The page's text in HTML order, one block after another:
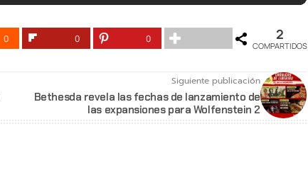
0 0 0 2
COMPARTIDOS
Siguiente publicación
Bethesda revela las fechas de lanzamiento de
las expansiones para Wolfenstein 2